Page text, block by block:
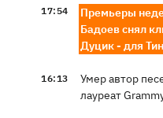
17:54
Премьеры
Бадоев снял
Дуцик - для
16:13
Умер автор
лауреат